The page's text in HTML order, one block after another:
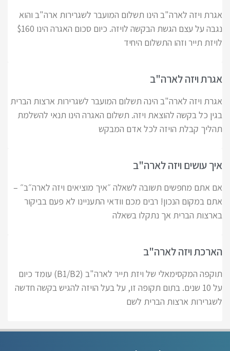
אגרת ויזה לארה"ב הינו תשלום המועבר לשגרירות ארה"ב והוא
נגבה על עצם הגשת הבקשה לויזה. כיום סכום האגרה הינו $160
לויזת תייר וזהו התשלום היחיד
אגרת ויזה לארה"ב
אגרת ויזה לארה"ב הינה תשלום המועבר לשגרירות ארצות הברית
בגין כל בקשה להוצאת ויזה. תשלום האגרה הינו תנאי להשלמת
תהליך קבלת הויזה לכל אדם המבקש
איך עושים ויזה לארה"ב
אם אתם מחפשים תשובה לשאלה ״איך מוציאים ויזה לארה״ב״ –
אתם במקום הנכון! רבים מכם וודאי התעניינו לא פעם בביקור
בארצות הברית אך נתקלו בשאלה
הארכת ויזה לארה"ב
תוקפה המקסימאלי של ויזת תייר לארה"ב (B1/B2) עומד כיום
על 10 שנים. בתום תקופה זו, על בעל הויזה להגיש בקשה חדשה
לשגרירות ארצות הברית לשם